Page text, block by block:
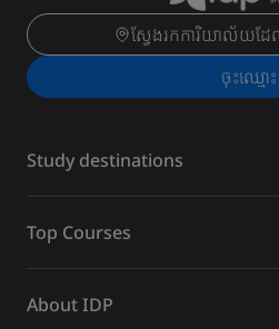
ស្វែងរកការិយាល័យដ
ចុះ​ឈ្មោះ
Study destinations
Top Courses
About IDP